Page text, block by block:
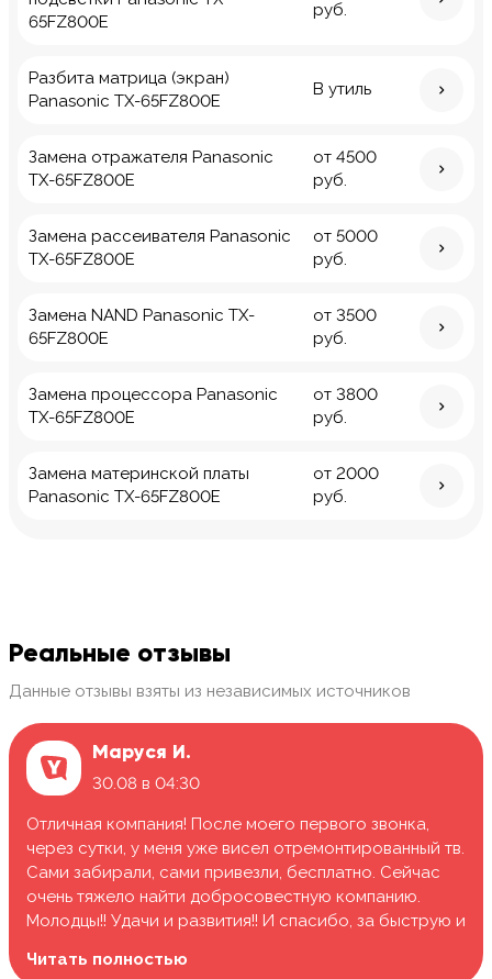
65FZ800E
руб.
Разбита матрица (экран)
Panasonic TX-65FZ800E
В утиль
Замена отражателя Panasonic
TX-65FZ800E
от 4500
руб.
Замена рассеивателя Panasonic
TX-65FZ800E
от 5000
руб.
Замена NAND Panasonic TX-
65FZ800E
от 3500
руб.
Замена процессора Panasonic
TX-65FZ800E
от 3800
руб.
Замена материнской платы
Panasonic TX-65FZ800E
от 2000
руб.
Реальные отзывы
Данные отзывы взяты из независимых источников
Маруся И.
30.08 в 04:30
Отличная компания! После моего первого звонка,
через сутки, у меня уже висел отремонтированный тв.
Сами забирали, сами привезли, бесплатно. Сейчас
очень тяжело найти добросовестную компанию.
Молодцы!! Удачи и развития!! И спасибо, за быструю и
Читать полностью